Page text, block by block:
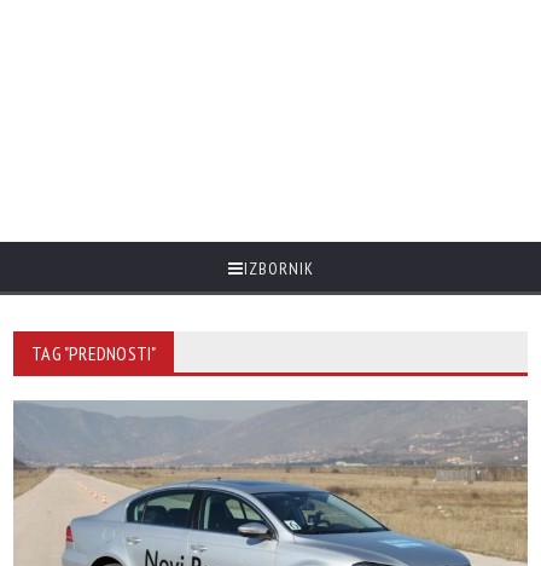
IZBORNIK
TAG "PREDNOSTI"